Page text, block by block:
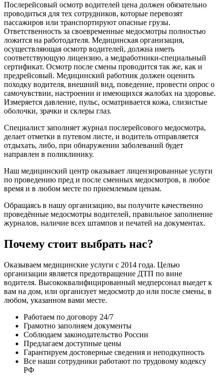
Послерейсовый осмотр водителей цена должен обязательно
проводиться для тех сотрудников, которые перевозят
пассажиров или транспортируют опасные грузы.
Ответственность за своевременные медосмотры полностью
ложится на работодателя. Медицинская организация,
осуществляющая осмотр водителей, должна иметь
соответствующую лицензию, а медработники-специальный
сертификат. Осмотр после смены проводится так же, как и
предрейсовый. Медицинский работник должен оценить
походку водителя, внешний вид, поведение, провести опрос о
самочувствии, настроении и имеющихся жалобах на здоровье.
Измеряется давление, пульс, осматривается кожа, слизистые
оболочки, зрачки и склеры глаз.
Специалист заполняет журнал послерейсового медосмотра,
делает отметки в путевом листе, и водитель отправляется
отдыхать, либо, при обнаружении заболеваний будет
направлен в поликлинику.
Наш медицинский центр оказывает лицензированные услуги
по проведению пред и после сменных медосмотров, в любое
время и в любом месте по приемлемым ценам.
Обращаясь в нашу организацию, вы получите качественно
проведённые медосмотры водителей, правильное заполнение
журналов, наличие всех штампов и печатей на документах.
Почему стоит выбрать нас?
Оказываем медицинские услуги с 2014 года. Целью
организации является предотвращение ДТП по вине
водителя. Высококвалифицированный медперсонал выедет к
вам на дом, или организует медосмотр до или после смены, в
любом, указанном вами месте.
Работаем по договору 24/7
Грамотно заполняем документы
Соблюдаем законодательство России
Предлагаем доступные цены
Гарантируем достоверные сведения и неподкупность
Все наши сотрудники работают по трудовому кодексу
РФ